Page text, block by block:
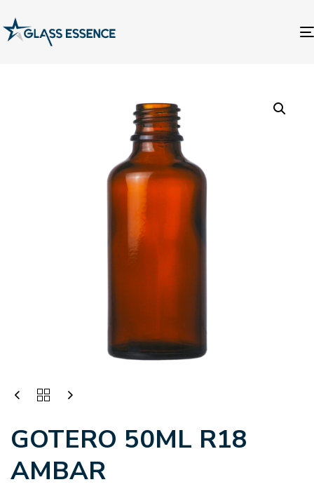
GOTERO 50ML R18
AMBAR